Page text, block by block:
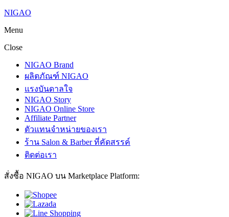
NIGAO
Menu
Close
NIGAO Brand
ผลิตภัณฑ์ NIGAO
แรงบันดาลใจ
NIGAO Story
NIGAO Online Store
Affiliate Partner
ตัวแทนจำหน่ายของเรา
ร้าน Salon & Barber ที่คัดสรรค์
ติดต่อเรา
สั่งซื้อ NIGAO บน Marketplace Platform: